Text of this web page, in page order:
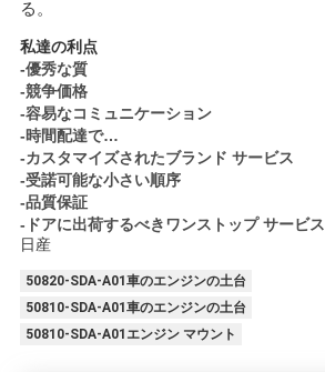
る。
私達の利点
-優秀な質
-競争価格
-容易なコミュニケーション
-時間配達で…
-カスタマイズされたブランド サービス
-受諾可能な小さい順序
-品質保証
-ドアに出荷するべきワンストップ サービス
日産
50820-SDA-A01車のエンジンの土台
50810-SDA-A01車のエンジンの土台
50810-SDA-A01エンジン マウント